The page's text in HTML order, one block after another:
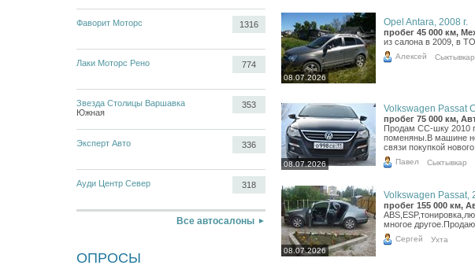
Фаворит Моторс 1316
Лаки Моторс Рено 774
Звезда Столицы Варшавка
Южная
353
Эксперт Авто 336
Ауди Центр Север 318
Все автосалоны
ОПРОСЫ
08.07.2026
Opel Antara, 2008 г.
пробег 45 000 км,
из салона в 2009, в
Алексей Сыктывкар
08.07.2026
Volkswagen Passat
пробег 75 000 км,
Продам СС-шку 2010
поменяны.В машине
связи покупкой
Павел Сыктывкар
08.07.2026
Volkswagen Passat,
пробег 155 000 км,
многое
Сергей Ухта